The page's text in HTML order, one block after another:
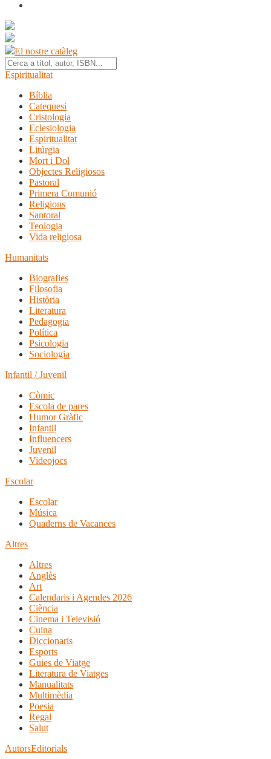
El nostre catàleg
Espiritualitat
Bíblia
Catequesi
Cristologia
Eclesiologia
Espiritualitat
Litúrgia
Mort i Dol
Objectes Religiosos
Pastoral
Primera Comunió
Religions
Santoral
Teologia
Vida religiosa
Humanitats
Biografies
Filosofia
Història
Literatura
Pedagogia
Política
Psicologia
Sociologia
Infantil / Juvenil
Còmic
Escola de pares
Humor Gràfic
Infantil
Influencers
Juvenil
Videojocs
Escolar
Escolar
Música
Quaderns de Vacances
Altres
Altres
Anglès
Art
Calendaris i Agendes 2026
Ciència
Cinema i Televisió
Cuina
Diccionaris
Esports
Guies de Viatge
Literatura de Viatges
Manualitats
Multimèdia
Poesia
Regal
Salut
AutorsEditorials